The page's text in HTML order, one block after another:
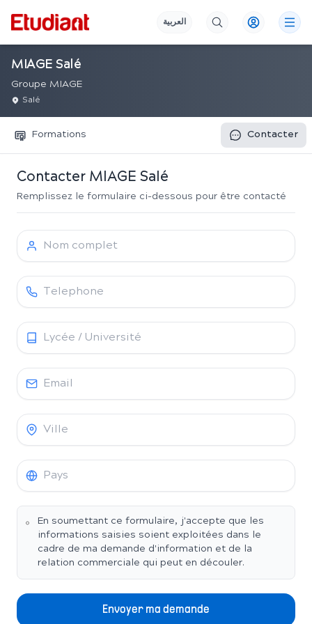
العربية
MIAGE Salé
Groupe MIAGE
Salé
Formations Contacter
Contacter MIAGE Salé
Remplissez le formulaire ci-dessous pour être contacté
En soumettant ce formulaire, j'accepte que les
informations saisies soient exploitées dans le
cadre de ma demande d'information et de la
relation commerciale qui peut en découler.
Envoyer ma demande